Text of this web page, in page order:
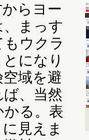
からヨー
まっす
ウクラ
になり
域を避
、当然
る。表
見えま